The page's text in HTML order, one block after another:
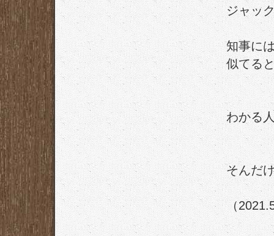
ジャッ
知事に
似てる
わかる
そんだ
（